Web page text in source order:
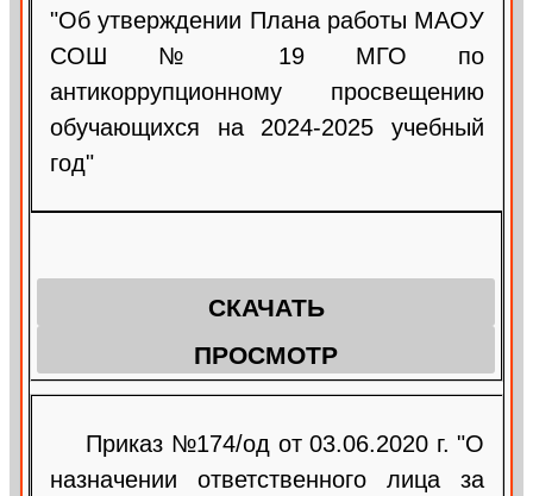
"Об утверждении Плана работы МАОУ
СОШ № 19 МГО по
антикоррупционному просвещению
обучающихся на 2024-2025 учебный
год"
СКАЧАТЬ
ПРОСМОТР
Приказ №174/од от 03.06.2020 г. "О
назначении ответственного лица за